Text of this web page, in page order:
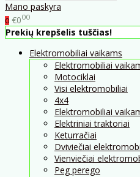
Mano paskyra
0 €000
Prekių krepšelis tuščias!
Elektromobiliai vaikams
Elektromobiliai
Motociklai
Visi elektromobiliai
4x4
Elektromobiliai
Elektriniai traktoriai
Keturračiai
Dviviečiai
Vienviečiai
Peg perego